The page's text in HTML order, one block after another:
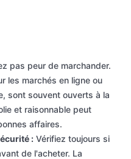
pas peur de marchander.
les marchés en ligne ou
sont souvent ouverts à la
et raisonnable peut
affaires.
: Vérifiez toujours si
de l'acheter. La